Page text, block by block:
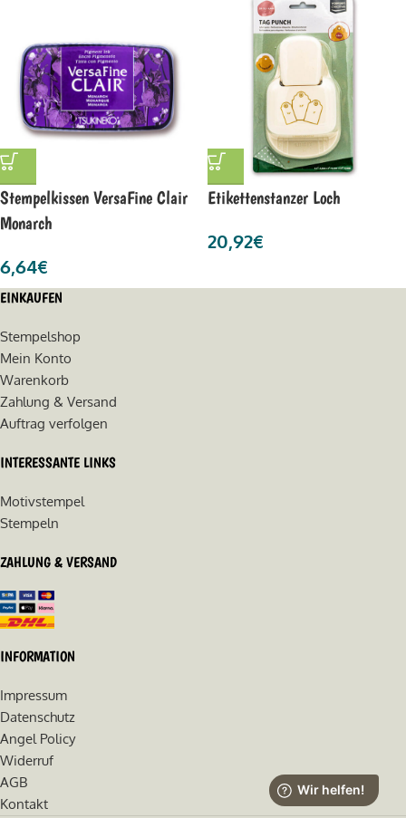
Stempelkissen VersaFine Clair
Monarch
6,64€
Etikettenstanzer Loch
20,92€
EINKAUFEN
Stempelshop
Mein Konto
Warenkorb
Zahlung & Versand
Auftrag verfolgen
INTERESSANTE LINKS
Motivstempel
Stempeln
ZAHLUNG & VERSAND
INFORMATION
Impressum
Datenschutz
Angel Policy
Widerruf
AGB
Kontakt